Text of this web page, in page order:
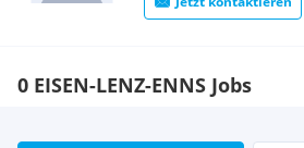
0 EISEN-LENZ-ENNS Jobs